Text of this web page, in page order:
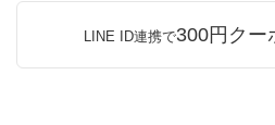
LINE ID連携で300円クー